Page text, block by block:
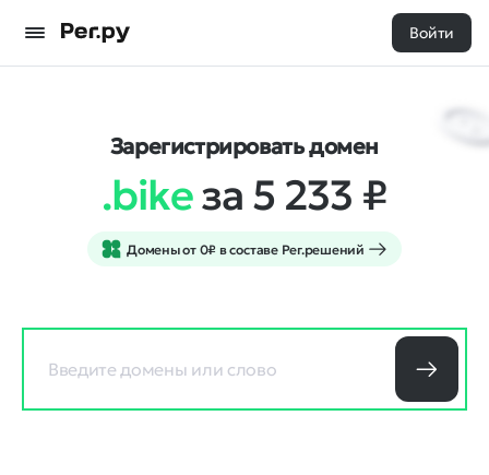
Войти
Зарегистрировать домен
.bikeза 5 233 ₽
Домены от 0₽ в составе Рег.решений